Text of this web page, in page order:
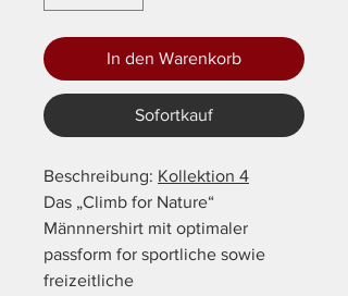
In den Warenkorb
Sofortkauf
Beschreibung: Kollektion 4
Das „Climb for Nature“
Männnershirt mit optimaler
passform for sportliche sowie
freizeitliche